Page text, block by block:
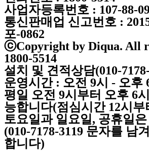
사업자등록번호 : 107-88-
통신판매업 신고번호 :
포-0862
ⓒCopyright by Diqua. All
1800-5514
설치 및 견적상담(010-
운영시간 : 오전 9시 - 오후
평일 오전 9시부터 오후 6
능합니다(점심시간 12시부
토요일과 일요일, 공휴일
(010-7178-3119 문자를 남
합니다)